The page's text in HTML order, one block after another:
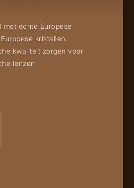
met echte Europese
kristallen.
kwaliteit zorgen voor
lenzen